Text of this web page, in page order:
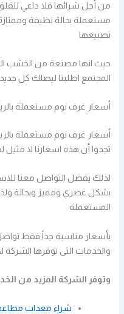
من أجل شرائها فلا داعي
مستعملة بحالة نظيفة وممتازة
تصنيعها
حيث انها مصنعة من الخشب
المجتمع اطلبنا ليصلك كل جديد
أسعار غرف نوم مستعملة
أسعار غرف نوم مستعملة
تجدوا أن هذه اسعارنا لا
لذلك يفضل التواصل معنا
بشكل عصري ومميز وبحالة
المستعملة
بأسعار مناسبة جداً فقط
والخدمات التى توفرها الشركة
وتوفر الشركة المزيد من
شراء معدات